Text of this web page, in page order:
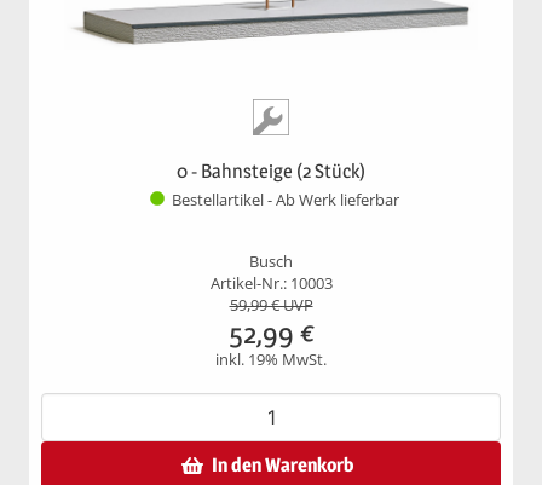
0 - Bahnsteige (2 Stück)
Bestellartikel - Ab Werk lieferbar
Busch
Artikel-Nr.: 10003
59,99€ UVP
52,99 €
inkl. 19% MwSt.
In den Warenkorb